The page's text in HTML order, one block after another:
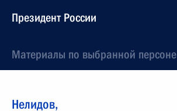
Президент России
Материалы по выбранной персоне
Нелидов,